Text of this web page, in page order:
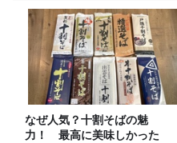
なぜ人気？十割そばの魅
力！ 最高に美味しかった